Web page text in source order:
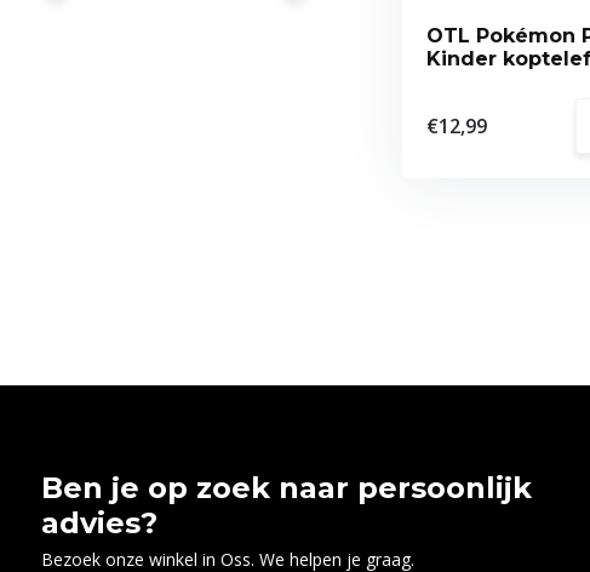
OTL Pokémon
Kinder
€12,99
Ben je op zoek naar persoonlijk
advies?
Bezoek onze winkel in Oss. We helpen je graag.